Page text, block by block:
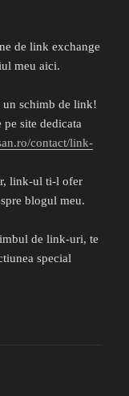
de link exchange
meu aici.
un schimb de link!
site dedicata
contact/link-
link-ul ti-l ofer
blogul meu.
de link-uri, te
special